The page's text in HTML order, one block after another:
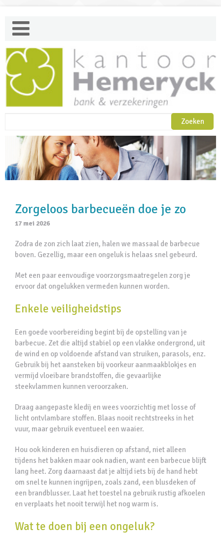
Zorgeloos barbecueën doe je zo
17 mei 2026
Zodra de zon zich laat zien, halen we massaal de barbecue
boven. Gezellig, maar een ongeluk is helaas snel gebeurd.
Met een paar eenvoudige voorzorgsmaatregelen zorg je
ervoor dat ongelukken vermeden kunnen worden.
Enkele veiligheidstips
Een goede voorbereiding begint bij de opstelling van je
barbecue. Zet die altijd stabiel op een vlakke ondergrond, uit
de wind en op voldoende afstand van struiken, parasols, enz.
Gebruik bij het aansteken bij voorkeur aanmaakblokjes en
vermijd vloeibare brandstoffen, die gevaarlijke
steekvlammen kunnen veroorzaken.
Draag aangepaste kledij en wees voorzichtig met losse of
licht ontvlambare stoffen. Blaas nooit rechtstreeks in het
vuur, maar gebruik eventueel een waaier.
Hou ook kinderen en huisdieren op afstand, niet alleen
tijdens het bakken maar ook nadien, want een barbecue blijft
lang heet. Zorg daarnaast dat je altijd iets bij de hand hebt
om snel te kunnen ingrijpen, zoals zand, een blusdeken of
een brandblusser. Laat het toestel na gebruik rustig afkoelen
en verplaats het nooit terwijl het nog warm is.
Wat te doen bij een ongeluk?